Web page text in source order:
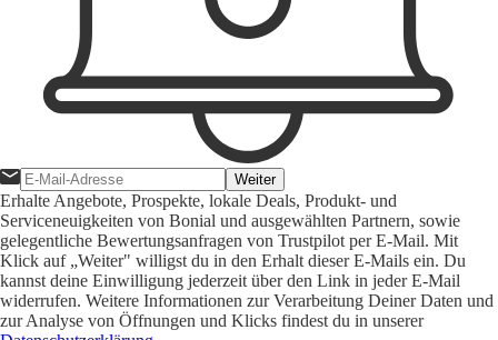
Weiter
Erhalte Angebote, Prospekte, lokale Deals, Produkt- und
Serviceneuigkeiten von Bonial und ausgewählten Partnern, sowie
gelegentliche Bewertungsanfragen von Trustpilot per E-Mail. Mit
Klick auf „Weiter" willigst du in den Erhalt dieser E-Mails ein. Du
kannst deine Einwilligung jederzeit über den Link in jeder E-Mail
widerrufen. Weitere Informationen zur Verarbeitung Deiner Daten und
zur Analyse von Öffnungen und Klicks findest du in unserer